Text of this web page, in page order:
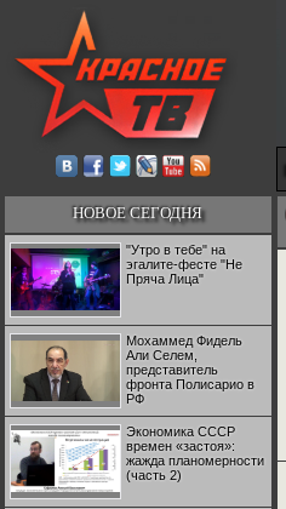
НОВОЕ СЕГОДНЯ
"Утро в тебе" на
эгалите-фесте "Не
Пряча Лица"
Мохаммед Фидель
Али Селем,
представитель
фронта Полисарио в
РФ
Экономика СССР
времен «застоя»:
жажда планомерности
(часть 2)